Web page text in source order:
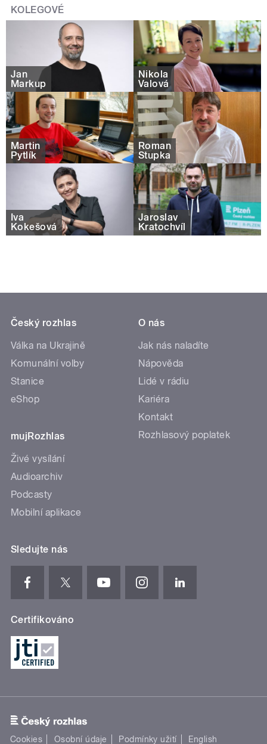
KOLEGOVÉ
Jan
Markup
Nikola
Valová
Martin
Pytlík
Roman
Stupka
Iva
Kokešová
Jaroslav
Kratochvíl
Český rozhlas
Válka na Ukrajině
Komunální volby
Stanice
eShop
mujRozhlas
Živé vysílání
Audioarchiv
Podcasty
Mobilní aplikace
O nás
Jak nás naladíte
Nápověda
Lidé v rádiu
Kariéra
Kontakt
Rozhlasový poplatek
Sledujte nás
Certifikováno
Cookies Osobní údaje Podmínky užití English